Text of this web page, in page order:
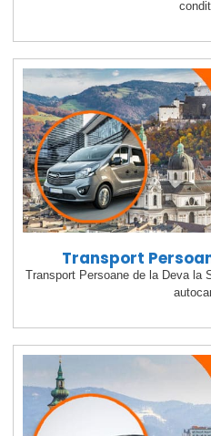
Transport
Transport Persoane de la Deva la